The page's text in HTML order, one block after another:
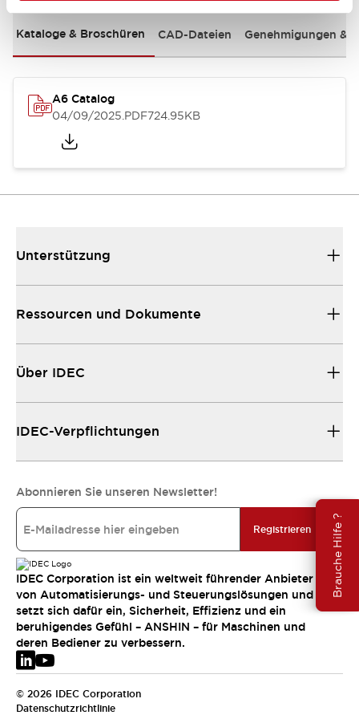
Brauche Hilfe ?
Kataloge & Broschüren CAD-Dateien Genehmigungen &
A6 Catalog
04/09/2025.PDF724.95KB
Unterstützung
Ressourcen und Dokumente
Über IDEC
IDEC-Verpflichtungen
Abonnieren Sie unseren Newsletter!
Registrieren
IDEC Corporation ist ein weltweit führender Anbieter
von Automatisierungs- und Steuerungslösungen und
setzt sich dafür ein, Sicherheit, Effizienz und ein
beruhigendes Gefühl – ANSHIN – für Maschinen und
deren Bediener zu verbessern.
© 2026 IDEC Corporation
Datenschutzrichtlinie